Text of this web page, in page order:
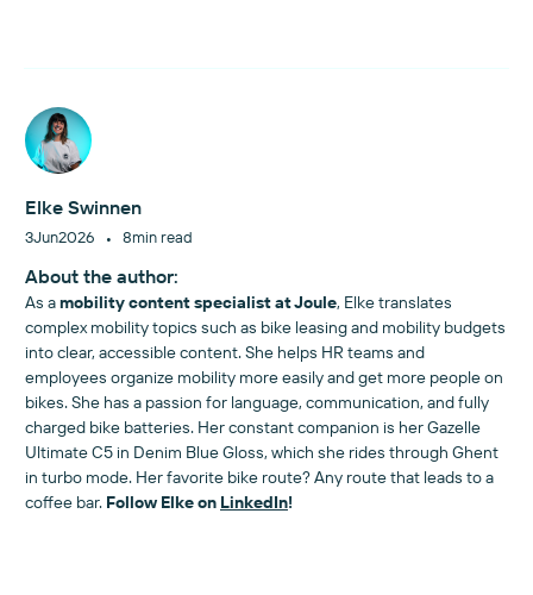
Elke Swinnen
3Jun2026 • 8min read
About the author:
As amobility content specialist at Joule, Elke translates
complex mobility topics such as bike leasing and mobility budgets
into clear, accessible content. She helps HR teams and
employees organize mobility more easily and get more people on
bikes. She has a passion for language, communication, and fully
charged bike batteries. Her constant companion is her Gazelle
Ultimate C5 in Denim Blue Gloss, which she rides through Ghent
in turbo mode. Her favorite bike route? Any route that leads to a
coffee bar. Follow Elke on LinkedIn!